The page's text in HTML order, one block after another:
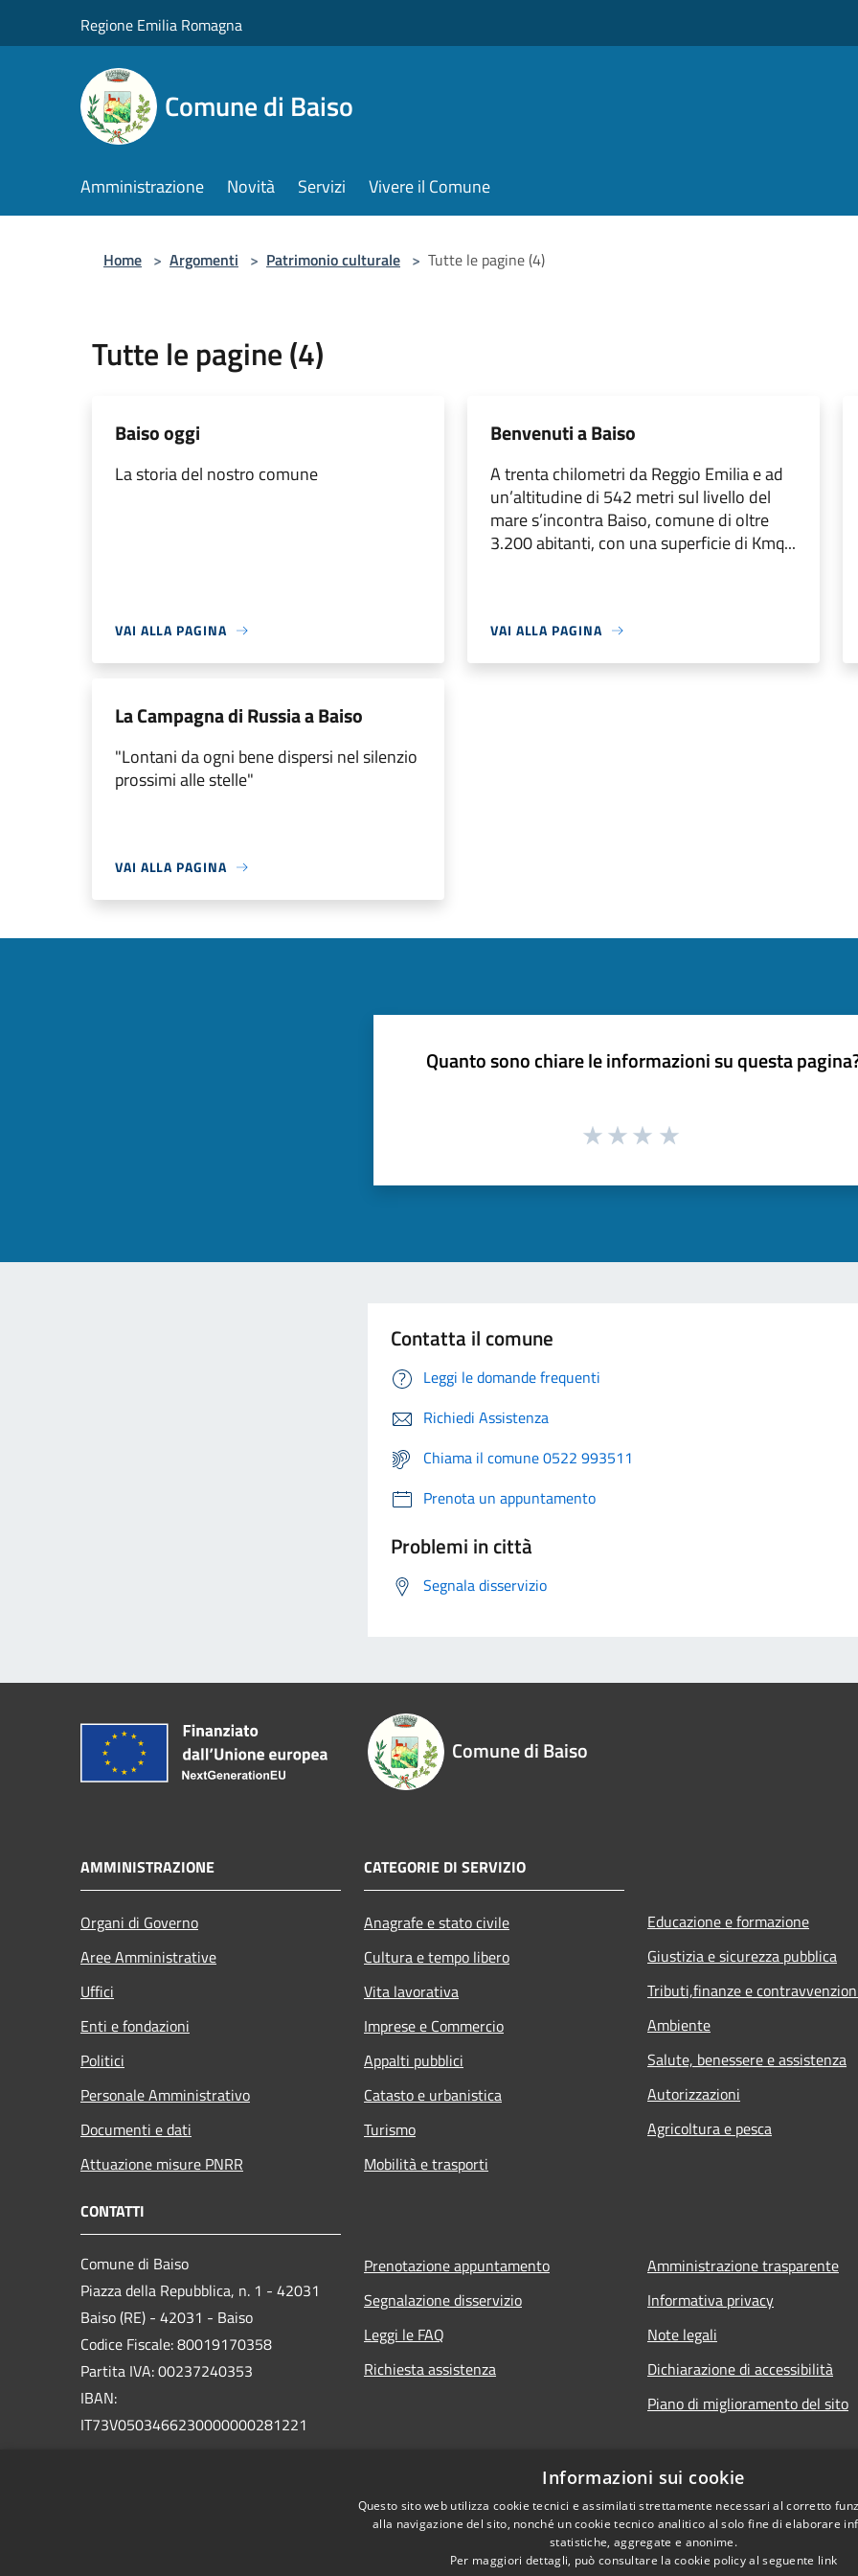
Regione Emilia Romagna
Comune di Baiso
Amministrazione Novità Servizi Vivere il Comune
Home > Argomenti > Patrimonio culturale > Tutte le pagine (4)
Tutte le pagine (4)
Baiso oggi
La storia del nostro comune
VAI ALLA PAGINA
Benvenuti a Baiso
A trenta chilometri da Reggio Emilia e ad
un’altitudine di 542 metri sul livello del
mare s’incontra Baiso, comune di oltre
3.200 abitanti, con una superficie di Kmq...
VAI ALLA PAGINA
La Campagna di Russia a Baiso
"Lontani da ogni bene dispersi nel silenzio
prossimi alle stelle"
VAI ALLA PAGINA
Quanto sono chiare le informazioni su questa
Contatta il comune
Leggi le domande frequenti
Richiedi Assistenza
Chiama il comune 0522 993511
Prenota un appuntamento
Problemi in città
Segnala disservizio
Comune di Baiso
AMMINISTRAZIONE
Organi di Governo
Aree Amministrative
Uffici
Enti e fondazioni
Politici
Personale Amministrativo
Documenti e dati
Attuazione misure PNRR
CATEGORIE DI SERVIZIO
Anagrafe e stato civile
Cultura e tempo libero
Vita lavorativa
Imprese e Commercio
Appalti pubblici
Catasto e urbanistica
Turismo
Mobilità e trasporti
Educazione e formazione
Giustizia e sicurezza pubblica
Tributi,finanze e
Ambiente
Salute, benessere e assistenza
Autorizzazioni
Agricoltura e pesca
CONTATTI
Comune di Baiso
Piazza della Repubblica, n. 1 - 42031
Baiso (RE) - 42031 - Baiso
Codice Fiscale: 80019170358
Partita IVA: 00237240353
IBAN:
IT73V0503466230000000281221
Prenotazione appuntamento
Segnalazione disservizio
Leggi le FAQ
Richiesta assistenza
Amministrazione trasparente
Informativa privacy
Note legali
Dichiarazione di accessibilità
Piano di miglioramento del sito
Informazioni sui cookie
Questo sito web utilizza cookie tecnici e assimilati strettamente necessari al corretto
alla navigazione del sito, nonché un cookie tecnico analitico al solo fine di elaborare
statistiche, aggregate e anonime.
Per maggiori dettagli, può consultare la cookie policy al seguente link